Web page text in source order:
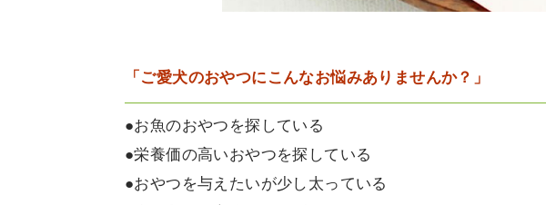
「ご愛犬のおやつにこんなお悩みありませんか？」
●お魚のおやつを探している
●栄養価の高いおやつを探している
●おやつを与えたいが少し太っている